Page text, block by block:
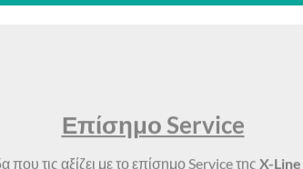
Επίσημο Service
τις αξίζει με το επίσημο Service της X-Line